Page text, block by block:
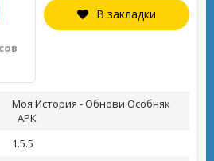
В закладки
Моя История - Обнови Особняк
APK
1.5.5